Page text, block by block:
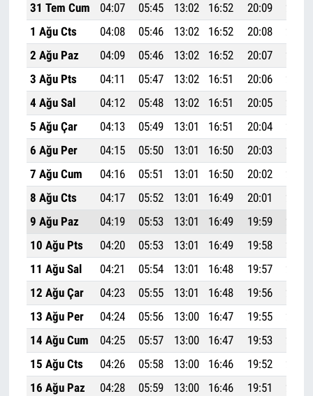
31 Tem Cum
04:07 05:45 13:02 16:52 20:09
1 Ağu Cts
04:08 05:46 13:02 16:52 20:08
2 Ağu Paz
04:09 05:46 13:02 16:52 20:07
3 Ağu Pts
04:11 05:47 13:02 16:51 20:06
4 Ağu Sal
04:12 05:48 13:02 16:51 20:05
5 Ağu Çar
04:13 05:49 13:01 16:51 20:04
6 Ağu Per
04:15 05:50 13:01 16:50 20:03
7 Ağu Cum
04:16 05:51 13:01 16:50 20:02
8 Ağu Cts
04:17 05:52 13:01 16:49 20:01
9 Ağu Paz
04:19 05:53 13:01 16:49 19:59
10 Ağu Pts
04:20 05:53 13:01 16:49 19:58
11 Ağu Sal
04:21 05:54 13:01 16:48 19:57
12 Ağu Çar
04:23 05:55 13:01 16:48 19:56
13 Ağu Per
04:24 05:56 13:00 16:47 19:55
14 Ağu Cum
04:25 05:57 13:00 16:47 19:53
15 Ağu Cts
04:26 05:58 13:00 16:46 19:52
16 Ağu Paz
04:28 05:59 13:00 16:46 19:51